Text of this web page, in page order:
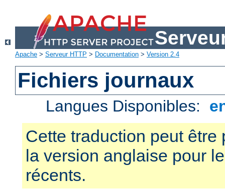
Apache > Serveur HTTP > Documentation > Version 2.4
Fichiers journaux
Langues Disponibles:
Cette traduction peut être
la version anglaise pour
récents.